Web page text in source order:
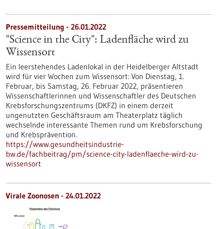
Pressemitteilung - 26.01.2022
"Science in the City": Ladenfläche wird zu
Wissensort
Ein leerstehendes Ladenlokal in der Heidelberger Altstadt
wird für vier Wochen zum Wissensort: Von Dienstag, 1.
Februar, bis Samstag, 26. Februar 2022, präsentieren
Wissenschaftlerinnen und Wissenschaftler des Deutschen
Krebsforschungszentrums (DKFZ) in einem derzeit
ungenutzten Geschäftsraum am Theaterplatz täglich
wechselnde interessante Themen rund um Krebsforschung
und Krebsprävention.
https://www.gesundheitsindustrie-
bw.de/fachbeitrag/pm/science-city-ladenflaeche-wird-zu-
wissensort
Virale Zoonosen - 24.01.2022